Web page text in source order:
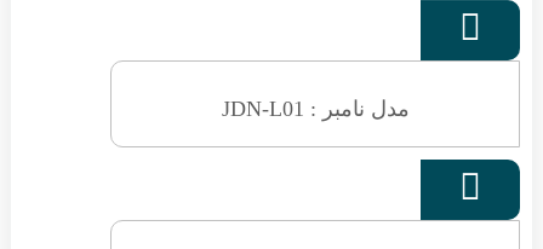

مدل نامبر : JDN-L01
